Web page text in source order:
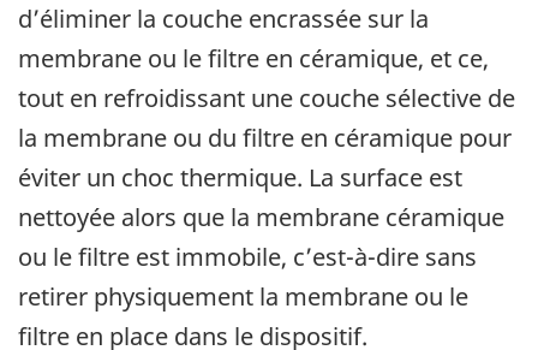
d’éliminer la couche encrassée sur la
membrane ou le filtre en céramique, et ce,
tout en refroidissant une couche sélective de
la membrane ou du filtre en céramique pour
éviter un choc thermique. La surface est
nettoyée alors que la membrane céramique
ou le filtre est immobile, c’est-à-dire sans
retirer physiquement la membrane ou le
filtre en place dans le dispositif.